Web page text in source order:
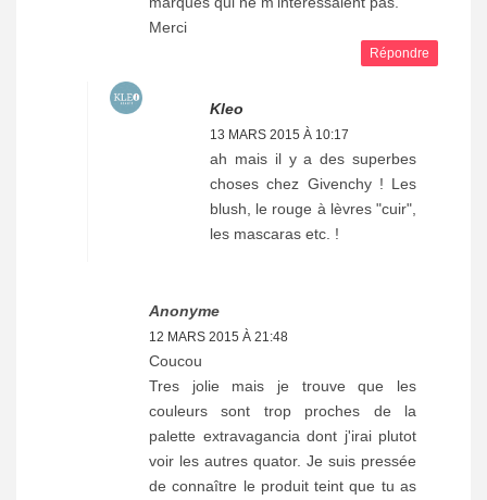
Merci
Répondre
Kleo
13 MARS 2015 À 10:17
ah mais il y a des superbes
choses chez Givenchy ! Les
blush, le rouge à lèvres "cuir",
les mascaras etc. !
Anonyme
12 MARS 2015 À 21:48
Coucou
Tres jolie mais je trouve que les
couleurs sont trop proches de la
palette extravagancia dont j'irai plutot
voir les autres quator. Je suis pressée
de connaître le produit teint que tu as